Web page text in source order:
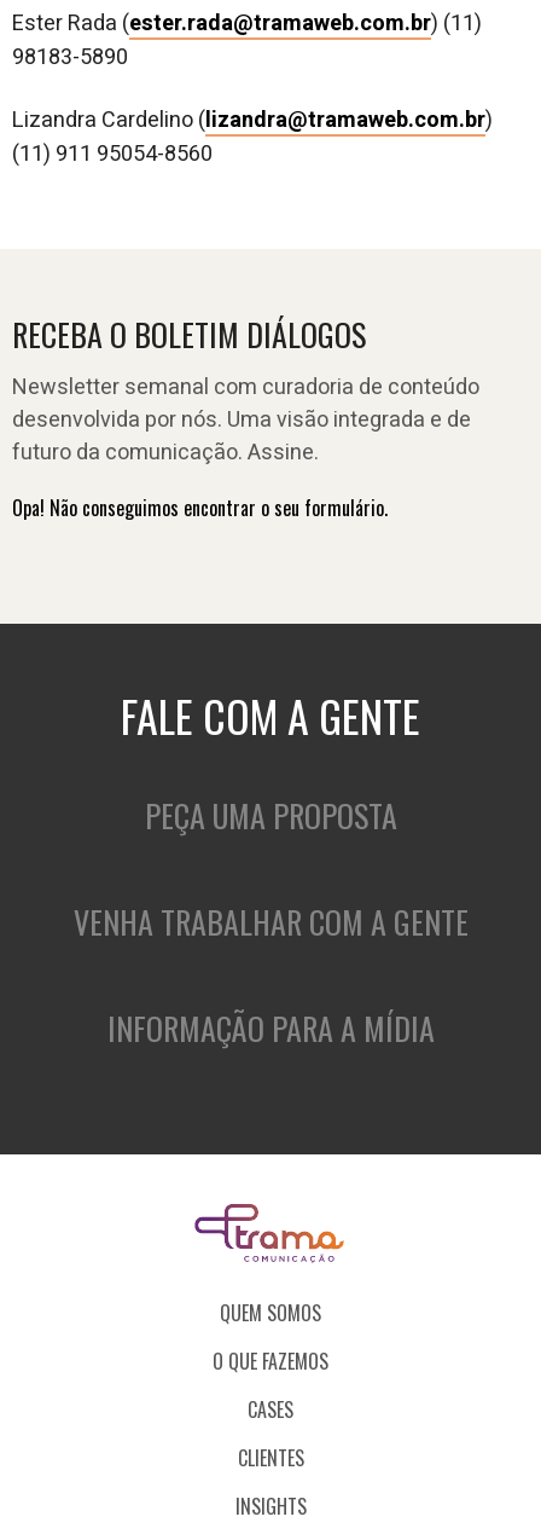
Ester Rada (ester.rada@tramaweb.com.br) (11)
98183-5890
Lizandra Cardelino (lizandra@tramaweb.com.br)
(11) 911 95054-8560
RECEBA O BOLETIM DIÁLOGOS
Newsletter semanal com curadoria de conteúdo
desenvolvida por nós. Uma visão integrada e de
futuro da comunicação. Assine.
Opa! Não conseguimos encontrar o seu formulário.
FALE COM A GENTE
PEÇA UMA PROPOSTA
VENHA TRABALHAR COM A GENTE
INFORMAÇÃO PARA A MÍDIA
QUEM SOMOS
O QUE FAZEMOS
CASES
CLIENTES
INSIGHTS